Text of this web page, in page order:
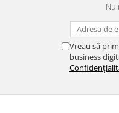
Nu
Vreau să
business